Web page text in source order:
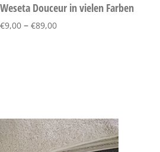
Weseta Douceur in vielen Farben
€9,00 – €89,00